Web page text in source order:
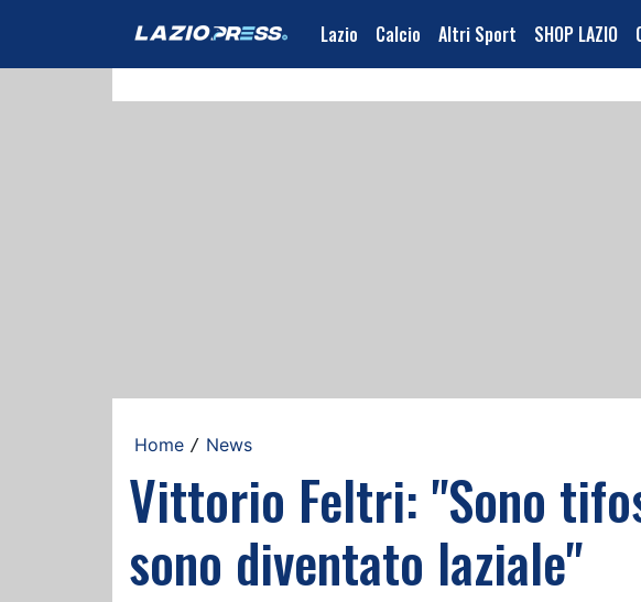
Lazio Calcio Altri Sport SHOP LAZIO
Home / News
Vittorio Feltri: "Sono
sono diventato laziale"